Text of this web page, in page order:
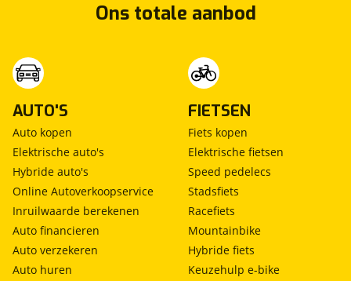
Ons totale aanbod
AUTO'S
Auto kopen
Elektrische auto's
Hybride auto's
Online Autoverkoopservice
Inruilwaarde berekenen
Auto financieren
Auto verzekeren
Auto huren
FIETSEN
Fiets kopen
Elektrische fietsen
Speed pedelecs
Stadsfiets
Racefiets
Mountainbike
Hybride fiets
Keuzehulp e-bike